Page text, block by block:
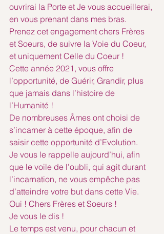
ouvrirai la Porte et Je vous accueillerai,
en vous prenant dans mes bras.
Prenez cet engagement chers Frères
et Soeurs, de suivre la Voie du Coeur,
et uniquement Celle du Coeur !
Cette année 2021, vous offre
l’opportunité, de Guérir, Grandir, plus
que jamais dans l’histoire de
l’Humanité !
De nombreuses Âmes ont choisi de
s’incarner à cette époque, afin de
saisir cette opportunité d’Evolution.
Je vous le rappelle aujourd’hui, afin
que le voile de l’oubli, qui agit durant
l’incarnation, ne vous empêche pas
d’atteindre votre but dans cette Vie.
Oui ! Chers Frères et Soeurs !
Je vous le dis !
Le temps est venu, pour chacun et